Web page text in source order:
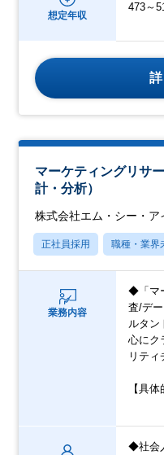
想定年収
473～
マーケティングリサ
計・分析）
株式会社エム・シー・ア
正社員採用 職種・業界
業務内容
◆「マ
査/デ
ルタン
心にク
リティ
【具
◆社会